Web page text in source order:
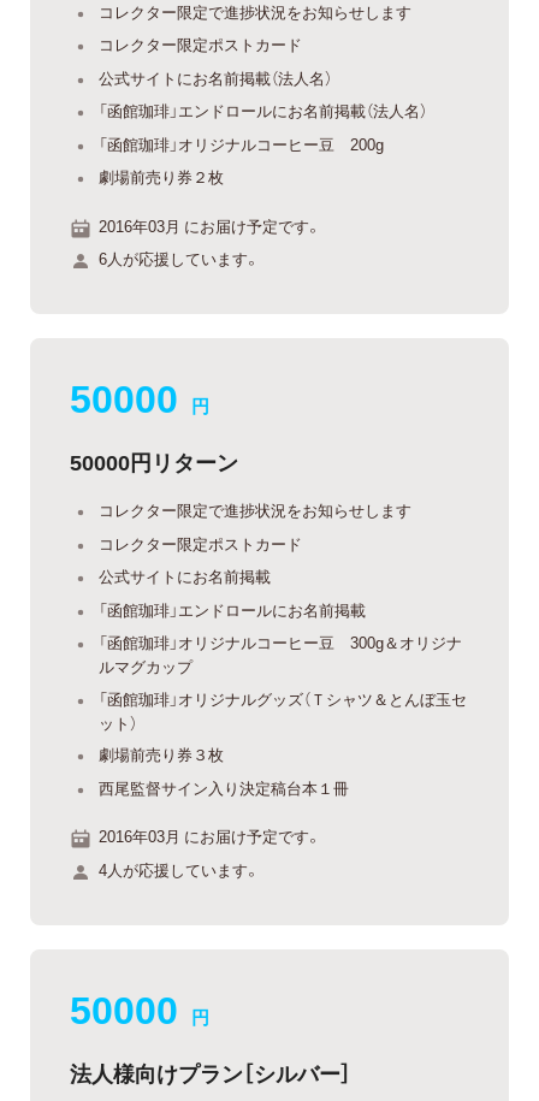
コレクター限定で進捗状況をお知らせします
コレクター限定ポストカード
公式サイトにお名前掲載（法人名）
「函館珈琲」エンドロールにお名前掲載（法人名）
「函館珈琲」オリジナルコーヒー豆 200g
劇場前売り券２枚
2016年03月 にお届け予定です。
6人が応援しています。
50000 円
50000円リターン
コレクター限定で進捗状況をお知らせします
コレクター限定ポストカード
公式サイトにお名前掲載
「函館珈琲」エンドロールにお名前掲載
「函館珈琲」オリジナルコーヒー豆 300g＆オリジナ
ルマグカップ
「函館珈琲」オリジナルグッズ（Ｔシャツ＆とんぼ玉セ
ット）
劇場前売り券３枚
西尾監督サイン入り決定稿台本１冊
2016年03月 にお届け予定です。
4人が応援しています。
50000 円
法人様向けプラン［シルバー］